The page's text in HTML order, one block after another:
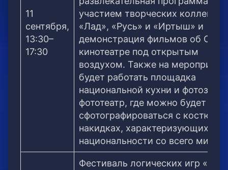
11
сентября,
13:30–
17:30
участием творческих
«Лад», «Русь» и «Иртыш» и
демонстрация фильмов об
кинотеатре под открытым
воздухом. Также на
будет работать площадка
национальной кухни и фотозона
фототеатр, где можно будет
сфотографироваться с
накидках, характеризующих
национальности со всего мира.
Фестиваль логических игр «В